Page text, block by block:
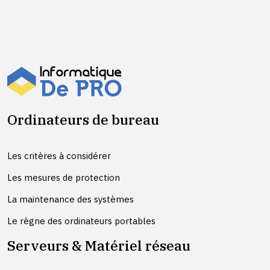
Ordinateurs de bureau
Les critères à considérer
Les mesures de protection
La maintenance des systèmes
Le règne des ordinateurs portables
Serveurs & Matériel réseau